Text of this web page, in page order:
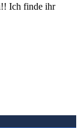
Ich finde ihr